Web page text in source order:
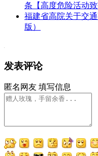
条【高度危险活动致
福建省高院关于交
版）
发表评论
匿名网友 填写信息